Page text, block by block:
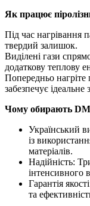
Як працює
Під час нагрівання
твердий залишок.
Виділені гази
додаткову теплову
Попередньо нагріте
забезпечує ідеальне
Чому обирають
Український
із
матеріалів.
Надійність:
інтенсивного
Гарантія
та